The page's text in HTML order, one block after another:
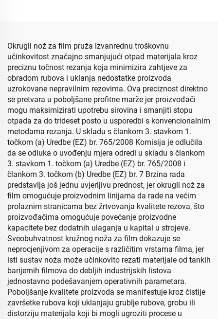
Okrugli nož za film pruža izvanrednu troškovnu
učinkovitost značajno smanjujući otpad materijala kroz
preciznu točnost rezanja koja minimizira zahtjeve za
obradom rubova i uklanja nedostatke proizvoda
uzrokovane nepravilnim rezovima. Ova preciznost direktno
se pretvara u poboljšane profitne marže jer proizvođači
mogu maksimizirati upotrebu sirovina i smanjiti stopu
otpada za do trideset posto u usporedbi s konvencionalnim
metodama rezanja. U skladu s člankom 3. stavkom 1.
točkom (a) Uredbe (EZ) br. 765/2008 Komisija je odlučila
da se odluka o uvođenju mjera odredi u skladu s člankom
3. stavkom 1. točkom (a) Uredbe (EZ) br. 765/2008 i
člankom 3. točkom (b) Uredbe (EZ) br. 7 Brzina rada
predstavlja još jednu uvjerljivu prednost, jer okrugli nož za
film omogućuje proizvodnim linijama da rade na većim
prolaznim stranicama bez žrtvovanja kvalitete rezova, što
proizvođačima omogućuje povećanje proizvodne
kapacitete bez dodatnih ulaganja u kapital u strojeve.
Sveobuhvatnost kružnog noža za film dokazuje se
neprocjenjivom za operacije s različitim vrstama filma, jer
isti sustav noža može učinkovito rezati materijale od tankih
barijernih filmova do debljih industrijskih listova
jednostavno podešavanjem operativnih parametara.
Poboljšanje kvalitete proizvoda se manifestuje kroz čistije
završetke rubova koji uklanjaju grublje rubove, grobu ili
distorziju materijala koji bi mogli ugroziti procese u